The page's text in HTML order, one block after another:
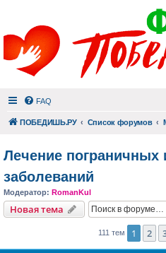
FAQ
ПОБЕДИШЬ.РУ Список форумов
Лечение пограничных
заболеваний
Модератор: RomanKul
Новая тема
111 тем 1 2